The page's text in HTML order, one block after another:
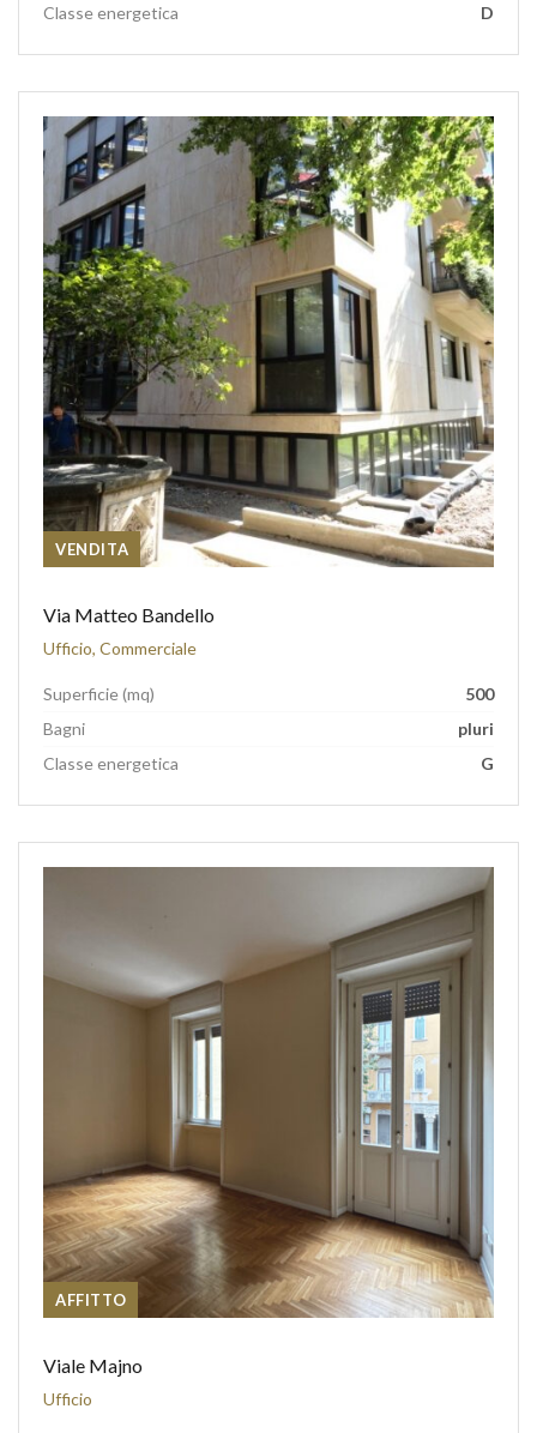
Classe energetica D
VENDITA
Via Matteo Bandello
Ufficio, Commerciale
Superficie (mq)
500
Bagni
pluri
Classe energetica
G
AFFITTO
Viale Majno
Ufficio